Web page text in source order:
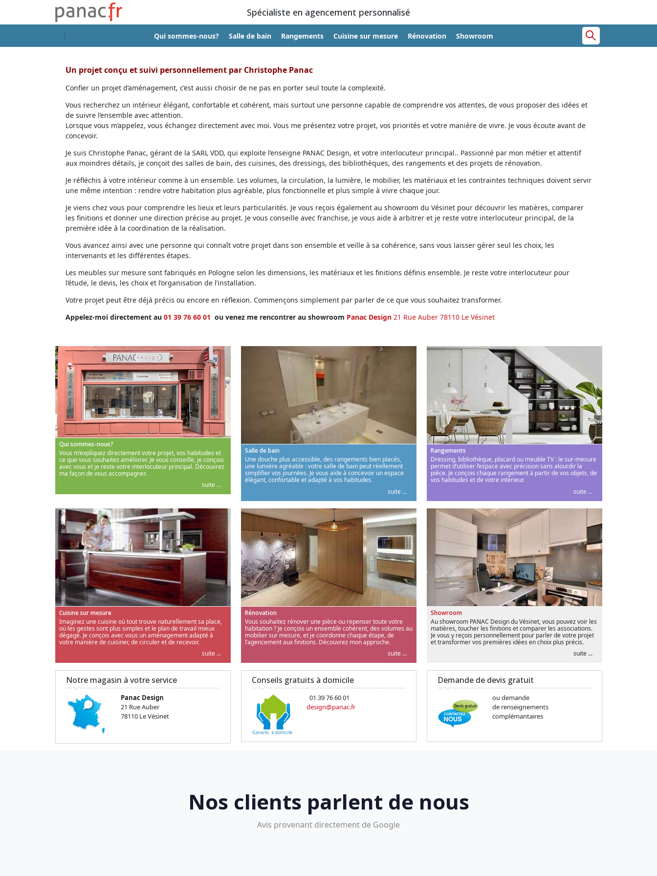
Spécialiste en agencement personnalisé
Qui sommes-nous? Salle de bain Rangements Cuisine sur mesure Rénovation Showroom
Un projet conçu et suivi personnellement par Christophe Panac
Confier un projet d’aménagement, c’est aussi choisir de ne pas en porter seul toute la complexité.
Vous recherchez un intérieur élégant, confortable et cohérent, mais surtout une personne capable de comprendre vos attentes, de vous proposer des idées et
de suivre l’ensemble avec attention.
Lorsque vous m’appelez, vous échangez directement avec moi. Vous me présentez votre projet, vos priorités et votre manière de vivre. Je vous écoute avant de
concevoir.
Je suis Christophe Panac, gérant de la SARL VDD, qui exploite l’enseigne PANAC Design, et votre interlocuteur principal.. Passionné par mon métier et attentif
aux moindres détails, je conçoit des salles de bain, des cuisines, des dressings, des bibliothèques, des rangements et des projets de rénovation.
Je réfléchis à votre intérieur comme à un ensemble. Les volumes, la circulation, la lumière, le mobilier, les matériaux et les contraintes techniques doivent servir
une même intention : rendre votre habitation plus agréable, plus fonctionnelle et plus simple à vivre chaque jour.
Je viens chez vous pour comprendre les lieux et leurs particularités. Je vous reçois également au showroom du Vésinet pour découvrir les matières, comparer
les finitions et donner une direction précise au projet. Je vous conseille avec franchise, je vous aide à arbitrer et je reste votre interlocuteur principal, de la
première idée à la coordination de la réalisation.
Vous avancez ainsi avec une personne qui connaît votre projet dans son ensemble et veille à sa cohérence, sans vous laisser gérer seul les choix, les
intervenants et les différentes étapes.
Les meubles sur mesure sont fabriqués en Pologne selon les dimensions, les matériaux et les finitions définis ensemble. Je reste votre interlocuteur pour
l’étude, le devis, les choix et l’organisation de l’installation.
Votre projet peut être déjà précis ou encore en réflexion. Commençons simplement par parler de ce que vous souhaitez transformer.
Appelez-moi directement au 01 39 76 60 01 ou venez me rencontrer au showroom Panac Design 21 Rue Auber 78110 Le Vésinet
Qui sommes-nous?
Vous m’expliquez directement votre projet, vos habitudes et
ce que vous souhaitez améliorer. Je vous conseille, je conçois
avec vous et je reste votre interlocuteur principal. Découvrez
ma façon de vous accompagner.
suite ...
Salle de bain
Une douche plus accessible, des rangements bien placés,
une lumière agréable : votre salle de bain peut réellement
simplifier vos journées. Je vous aide à concevoir un espace
élégant, confortable et adapté à vos habitudes.
suite ...
Rangements
Dressing, bibliothèque, placard ou meuble TV : le sur-mesure
permet d’utiliser l’espace avec précision sans alourdir la
pièce. Je conçois chaque rangement à partir de vos objets, de
vos habitudes et de votre intérieur.
suite ...
Cuisine sur mesure
Imaginez une cuisine où tout trouve naturellement sa place,
où les gestes sont plus simples et le plan de travail mieux
dégagé. Je conçois avec vous un aménagement adapté à
votre manière de cuisiner, de circuler et de recevoir.
suite ...
Rénovation
Vous souhaitez rénover une pièce ou repenser toute votre
habitation ? Je conçois un ensemble cohérent, des volumes au
mobilier sur mesure, et je coordonne chaque étape, de
l’agencement aux finitions. Découvrez mon approche.
suite ...
Showroom
Au showroom PANAC Design du Vésinet, vous pouvez voir les
matières, toucher les finitions et comparer les associations.
Je vous y reçois personnellement pour parler de votre projet
et transformer vos premières idées en choix plus précis.
suite ...
Notre magasin à votre service
Panac Design
21 Rue Auber
78110 Le Vésinet
Conseils gratuits à domicile
01 39 76 60 01
design@panac.fr
Demande de devis gratuit
ou demande
de renseignements
complémantaires
Nos clients parlent de nous
Avis provenant directement de Google